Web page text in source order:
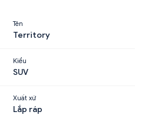
Tên
Territory
Kiểu
SUV
Xuất xứ
Lắp ráp